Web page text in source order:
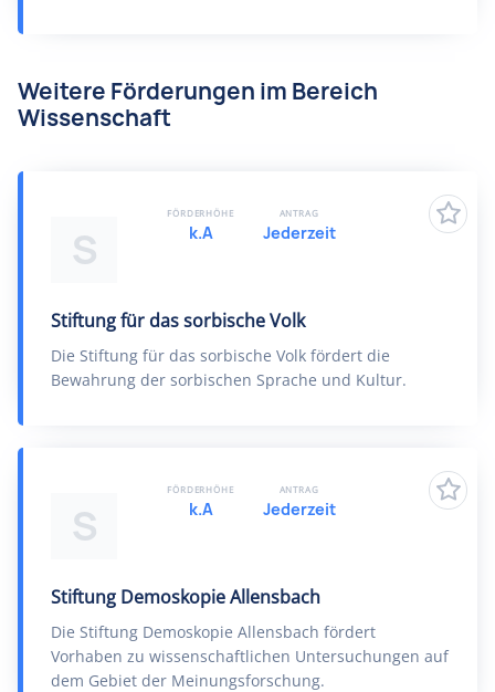
Weitere Förderungen im Bereich
Wissenschaft
S
Stiftung für das sorbische Volk
Die Stiftung für das sorbische Volk fördert die
Bewahrung der sorbischen Sprache und Kultur.
FÖRDERHÖHE
k.A
ANTRAG
Jederzeit
S
Stiftung Demoskopie Allensbach
Die Stiftung Demoskopie Allensbach fördert
Vorhaben zu wissenschaftlichen Untersuchungen auf
dem Gebiet der Meinungsforschung.
FÖRDERHÖHE
k.A
ANTRAG
Jederzeit